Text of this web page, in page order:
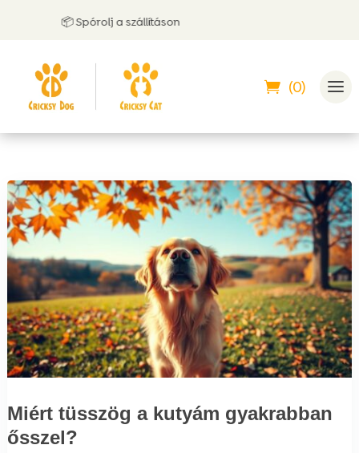
📦 Spórolj a szállításon
(0)
Miért tüsszög a kutyám gyakrabban
ősszel?